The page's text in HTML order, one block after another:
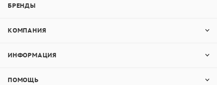
БРЕНДЫ
КОМПАНИЯ
ИНФОРМАЦИЯ
ПОМОЩЬ